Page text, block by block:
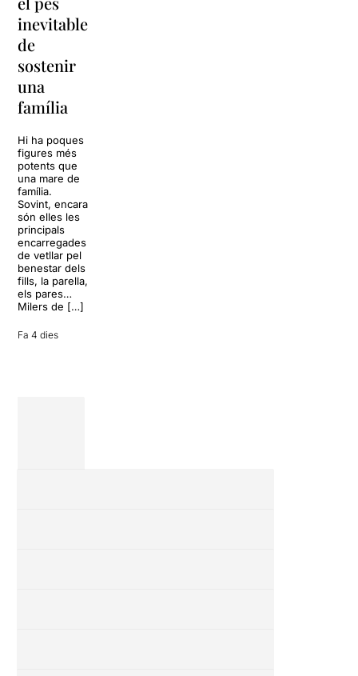
inevitable
de
sostenir
una
família
Hi ha poques
figures més
potents que
una mare de
família.
Sovint, encara
són elles les
principals
encarregades
de vetllar pel
benestar dels
fills, la parella,
els pares…
Milers de […]
Fa 4 dies